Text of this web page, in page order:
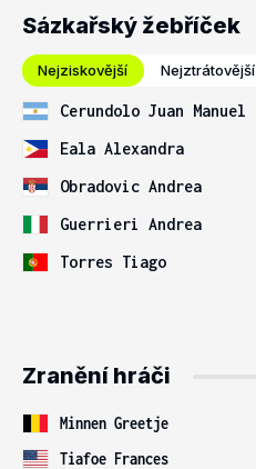
Sázkařský žebříček
Nejziskovější Nejztrátovější
Cerundolo Juan Manuel
Eala Alexandra
Obradovic Andrea
Guerrieri Andrea
Torres Tiago
Zranění hráči
Minnen Greetje
Tiafoe Frances